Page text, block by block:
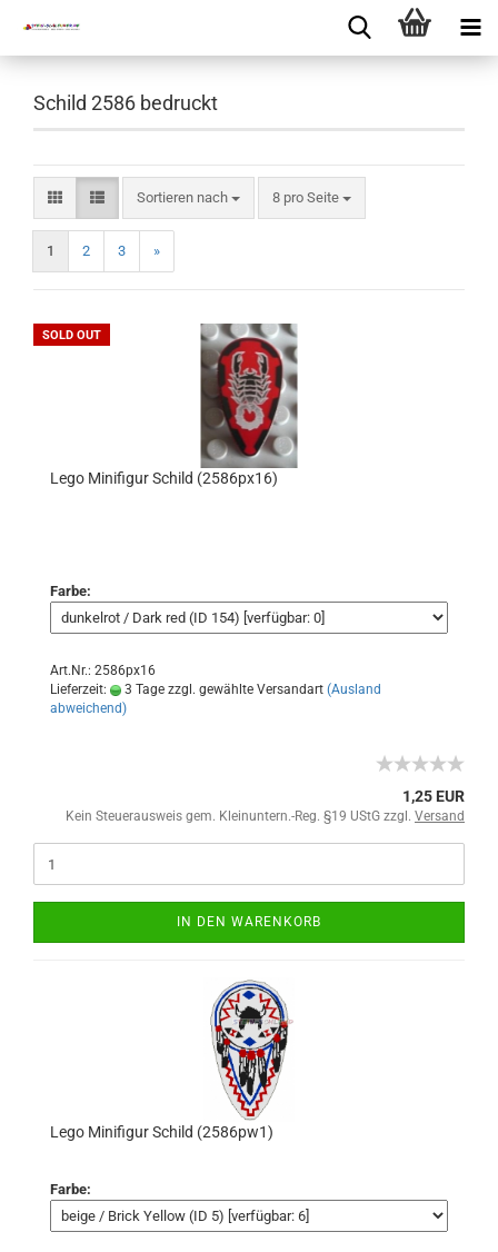
Schild 2586 bedruckt
Sortieren nach 8 pro Seite
1 2 3 »
SOLD OUT
Lego Minifigur Schild (2586px16)
Farbe:
Art.Nr.: 2586px16
Lieferzeit:
3 Tage zzgl. gewählte Versandart (Ausland
abweichend)
1,25 EUR
Kein Steuerausweis gem. Kleinuntern.-Reg. §19 UStG zzgl. Versand
IN DEN WARENKORB
Lego Minifigur Schild (2586pw1)
Farbe: